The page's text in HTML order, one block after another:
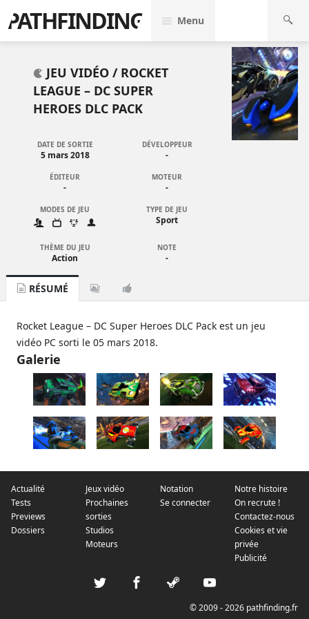
PATHFINDING Menu
JEU VIDÉO / ROCKET
LEAGUE – DC SUPER
HEROES DLC PACK
DATE DE SORTIE
5 mars 2018
DÉVELOPPEUR
-
ÉDITEUR
-
MOTEUR
-
MODES DE JEU TYPE DE JEU
Sport
THÈME DU JEU
Action
NOTE
-
RÉSUMÉ
Rocket League – DC Super Heroes DLC Pack est un jeu
vidéo PC sorti le 05 mars 2018.
Galerie
Actualité
Tests
Previews
Dossiers
Jeux vidéo
Prochaines
sorties
Studios
Moteurs
Notation
Se connecter
Notre histoire
On recrute !
Contactez-nous
Cookies et vie
privée
Publicité
© 2009 - 2026 pathfinding.fr